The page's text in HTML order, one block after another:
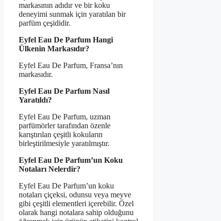
markasının adıdır ve bir koku
deneyimi sunmak için yaratılan bir
parfüm çeşididir.
Eyfel Eau De Parfum Hangi
Ülkenin Markasıdır?
Eyfel Eau De Parfum, Fransa’nın
markasıdır.
Eyfel Eau De Parfum Nasıl
Yaratıldı?
Eyfel Eau De Parfum, uzman
parfümörler tarafından özenle
karıştırılan çeşitli kokuların
birleştirilmesiyle yaratılmıştır.
Eyfel Eau De Parfum’un Koku
Notaları Nelerdir?
Eyfel Eau De Parfum’un koku
notaları çiçeksi, odunsu veya meyve
gibi çeşitli elementleri içerebilir. Özel
olarak hangi notalara sahip olduğunu